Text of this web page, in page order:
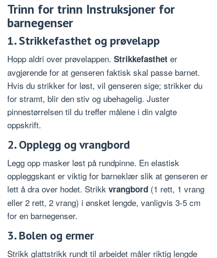
Trinn for trinn Instruksjoner for
barnegenser
1. Strikkefasthet og prøvelapp
Hopp aldri over prøvelappen. Strikkefasthet er
avgjørende for at genseren faktisk skal passe barnet.
Hvis du strikker for løst, vil genseren sige; strikker du
for stramt, blir den stiv og ubehagelig. Juster
pinnestørrelsen til du treffer målene i din valgte
oppskrift.
2. Opplegg og vrangbord
Legg opp masker løst på rundpinne. En elastisk
oppleggskant er viktig for barneklær slik at genseren er
lett å dra over hodet. Strikk vrangbord (1 rett, 1 vrang
eller 2 rett, 2 vrang) i ønsket lengde, vanligvis 3-5 cm
for en barnegenser.
3. Bolen og ermer
Strikk glattstrikk rundt til arbeidet måler riktig lengde